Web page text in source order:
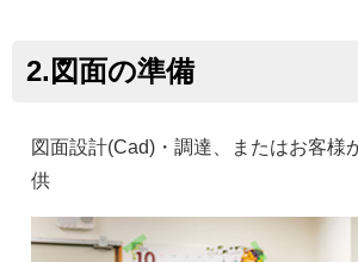
2.図面の準備
図面設計(Cad)・調達、またはお客様
供